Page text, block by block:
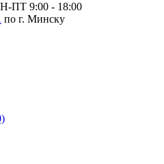
ПТ 9:00 - 18:00
по г. Минску